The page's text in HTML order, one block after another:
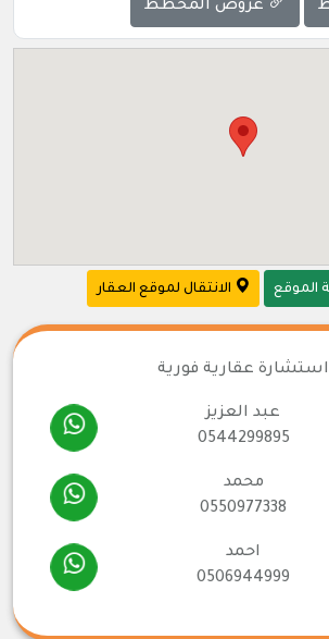
عروض المخطط
الموقع الانتقال لموقع العقار
استشارة عقارية فورية
عبد العزيز
0544299895
محمد
0550977338
احمد
0506944999